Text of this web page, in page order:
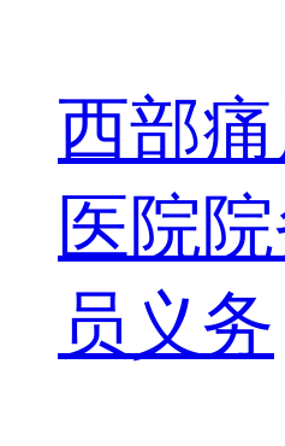
西部
医院
员义务